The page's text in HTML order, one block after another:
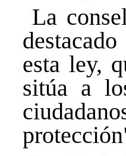
La
esta ley,
sitúa a